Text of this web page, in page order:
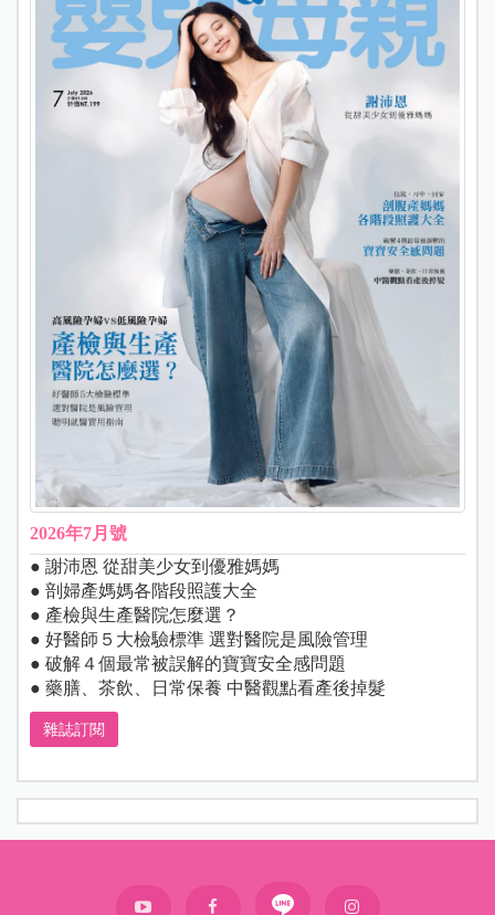
2026年7月號
● 謝沛恩 從甜美少女到優雅媽媽
● 剖婦產媽媽各階段照護大全
● 產檢與生產醫院怎麼選？
● 好醫師５大檢驗標準 選對醫院是風險管理
● 破解４個最常被誤解的寶寶安全感問題
● 藥膳、茶飲、日常保養 中醫觀點看產後掉髮
雜誌訂閱